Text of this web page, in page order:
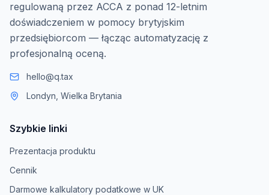
regulowaną przez ACCA z ponad 12-letnim
doświadczeniem w pomocy brytyjskim
przedsiębiorcom — łącząc automatyzację z
profesjonalną oceną.
hello@q.tax
Londyn, Wielka Brytania
Szybkie linki
Prezentacja produktu
Cennik
Darmowe kalkulatory podatkowe w UK